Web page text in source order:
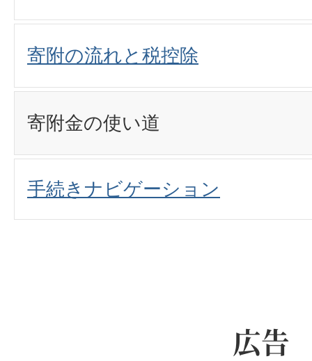
寄附の流れと税控除
寄附金の使い道
手続きナビゲーション
広告